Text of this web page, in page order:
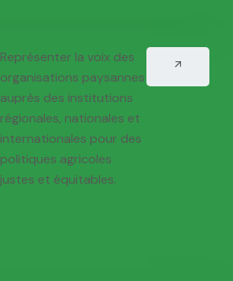
Représenter la voix des
organisations paysannes
auprès des institutions
régionales, nationales et
internationales pour des
politiques agricoles
justes et équitables.